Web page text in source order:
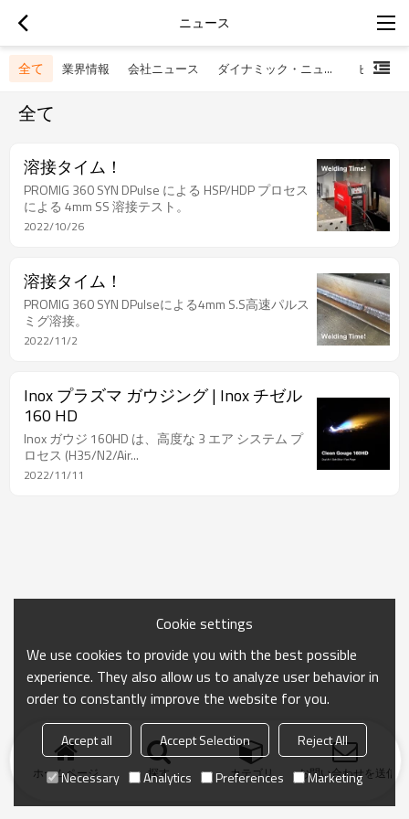
ニュース
全て 業界情報 会社ニュース ダイナミック・ニュース ヒント
全て
溶接タイム！
PROMIG 360 SYN DPulse による HSP/HDP プロセス
による 4mm SS 溶接テスト。
2022/10/26
溶接タイム！
PROMIG 360 SYN DPulseによる4mm S.S高速パルス
ミグ溶接。
2022/11/2
Inox プラズマ ガウジング | Inox チゼル
160 HD
Inox ガウジ 160HD は、高度な 3 エア システム プ
ロセス (H35/N2/Air...
2022/11/11
ホームページ 探す カテゴリ お問い合わせを送信
Cookie settings
We use cookies to provide you with the best possible
experience. They also allow us to analyze user behavior in
order to constantly improve the website for you.
Accept all Accept Selection
Reject All
Necessary
Analytics Preferences Marketing